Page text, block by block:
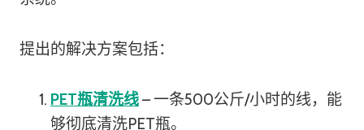
提出的解决方案包括：
PET瓶清洗线– 一条500公斤/小时的线，能
够彻底清洗PET瓶。